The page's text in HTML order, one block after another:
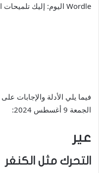
Wordle اليوم: إليك تلميحات الإجابة ليوم 9 أغسطس
الجمعة 9 أغسطس 2024:
عير
التحرك مثل الكنغر